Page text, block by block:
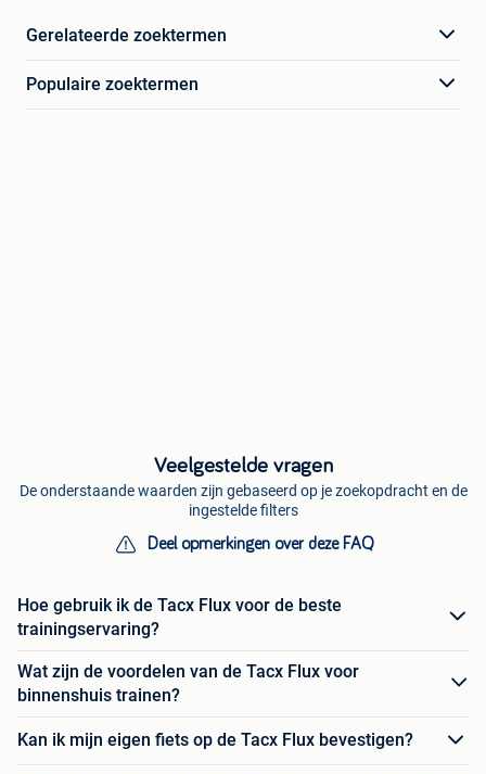
Gerelateerde zoektermen
Populaire zoektermen
Veelgestelde vragen
De onderstaande waarden zijn gebaseerd op je zoekopdracht en de
ingestelde filters
Deel opmerkingen over deze FAQ
Hoe gebruik ik de Tacx Flux voor de beste
trainingservaring?
Wat zijn de voordelen van de Tacx Flux voor
binnenshuis trainen?
Kan ik mijn eigen fiets op de Tacx Flux bevestigen?